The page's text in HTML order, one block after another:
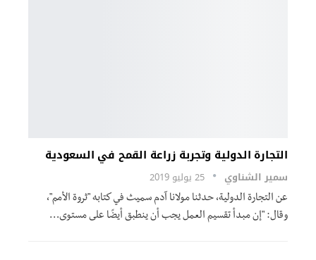
التجارة الدولية وتجربة زراعة القمح في السعودية
سمير الشناوي 25 يوليو 2019
عن التجارة الدولية، حدثنا مولانا آدم سميث في كتابه "ثروة الأمم"،
وقال: "إن مبدأ تقسيم العمل يجب أن ينطبق أيضًا على مستوى…